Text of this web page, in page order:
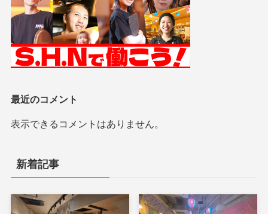
最近のコメント
表示できるコメントはありません。
新着記事